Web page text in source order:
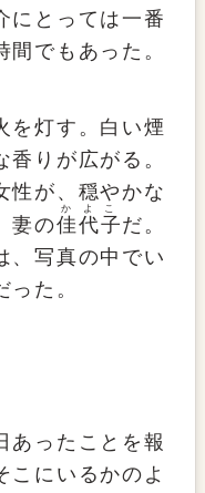
にとっては一番
でもあった。
を灯す。白い煙
りが広がる。
性が、穏やかな
妻の佳代子
かよこ
だ。
、写真の中でい
た。
あったことを報
こにいるかのよ